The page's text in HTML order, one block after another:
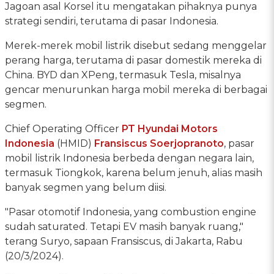
Jagoan asal Korsel itu mengatakan pihaknya punya
strategi sendiri, terutama di pasar Indonesia.
Merek-merek mobil listrik disebut sedang menggelar
perang harga, terutama di pasar domestik mereka di
China. BYD dan XPeng, termasuk Tesla, misalnya
gencar menurunkan harga mobil mereka di berbagai
segmen.
Chief Operating Officer PT Hyundai Motors
Indonesia (HMID) Fransiscus Soerjopranoto, pasar
mobil listrik Indonesia berbeda dengan negara lain,
termasuk Tiongkok, karena belum jenuh, alias masih
banyak segmen yang belum diisi.
"Pasar otomotif Indonesia, yang combustion engine
sudah saturated. Tetapi EV masih banyak ruang,"
terang Suryo, sapaan Fransiscus, di Jakarta, Rabu
(20/3/2024).